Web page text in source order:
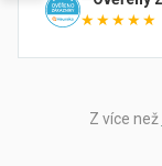
★★★★★
Z více než